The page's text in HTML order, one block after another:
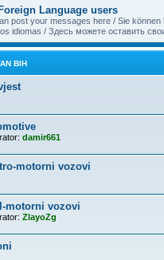
Language users
post your messages here / Sie
BIH
damir661
motorni vozovi
motorni vozovi
ZlayoZg